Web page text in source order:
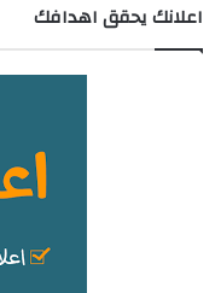
اعلانك يحقق اهدافك